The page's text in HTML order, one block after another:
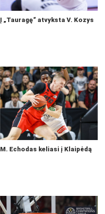
Į „Tauragę“ atvyksta V. Kozys
M. Echodas keliasi į Klaipėdą